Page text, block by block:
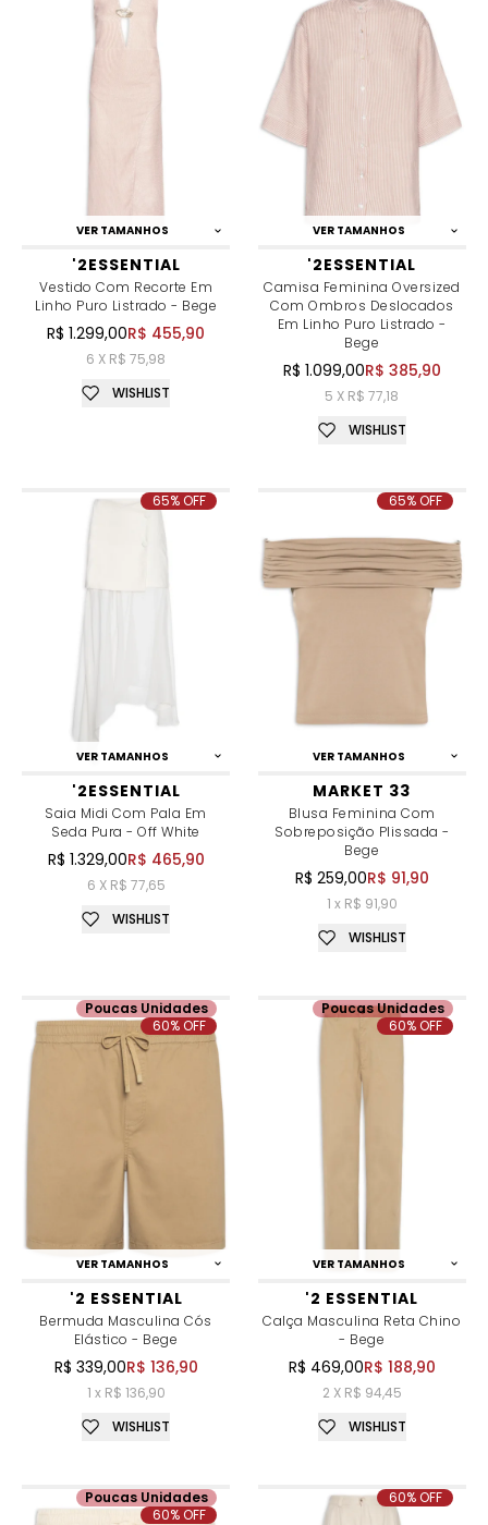
VER TAMANHOS
'2ESSENTIAL
Vestido Com Recorte Em
Linho Puro Listrado - Bege
R$ 1.299,00R$ 455,90
6 X R$ 75,98
WISHLIST
VER TAMANHOS
'2ESSENTIAL
Camisa Feminina Oversized
Com Ombros Deslocados
Em Linho Puro Listrado -
Bege
R$ 1.099,00R$ 385,90
5 X R$ 77,18
WISHLIST
VER TAMANHOS
'2ESSENTIAL
Saia Midi Com Pala Em
Seda Pura - Off White
R$ 1.329,00R$ 465,90
6 X R$ 77,65
65% OFF
WISHLIST
VER TAMANHOS
MARKET 33
Blusa Feminina Com
Sobreposição Plissada -
Bege
R$ 259,00R$ 91,90
1 x R$ 91,90
65% OFF
WISHLIST
VER TAMANHOS
'2 ESSENTIAL
Bermuda Masculina Cós
Elástico - Bege
R$ 339,00R$ 136,90
1 x R$ 136,90
Poucas Unidades
60% OFF
WISHLIST
VER TAMANHOS
'2 ESSENTIAL
Calça Masculina Reta Chino
- Bege
R$ 469,00R$ 188,90
2 X R$ 94,45
Poucas Unidades
60% OFF
WISHLIST
Poucas Unidades
60% OFF
60% OFF